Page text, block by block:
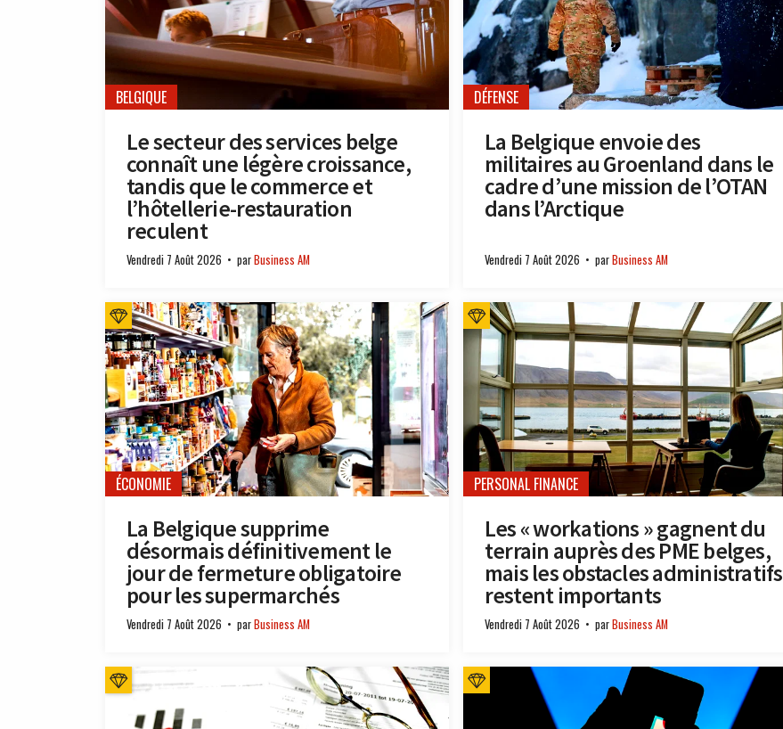
BELGIQUE
Le secteur des services belge
connaît une légère croissance,
tandis que le commerce et
l’hôtellerie-restauration
reculent
Vendredi 7 Août 2026 parBusiness AM
DÉFENSE
La Belgique envoie des
militaires au Groenland dans le
cadre d’une mission de l’OTAN
dans l’Arctique
Vendredi 7 Août 2026 parBusiness AM
ÉCONOMIE
La Belgique supprime
désormais définitivement le
jour de fermeture obligatoire
pour les supermarchés
Vendredi 7 Août 2026 parBusiness AM
PERSONAL FINANCE
Les « workations » gagnent du
terrain auprès des PME belges,
mais les obstacles administratifs
restent importants
Vendredi 7 Août 2026 parBusiness AM